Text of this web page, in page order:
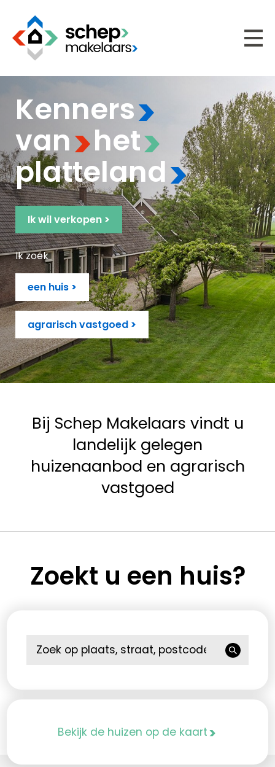
Kenners>
van>het>
platteland>
Ik wil verkopen >
Ik zoek
een huis >
agrarisch vastgoed >
Bij Schep Makelaars vindt u
landelijk gelegen
huizenaanbod en agrarisch
vastgoed
Zoekt u een huis?
Bekijk de huizen op de kaart>